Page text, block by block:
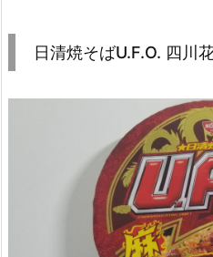
日清焼そばU.F.O. 四川